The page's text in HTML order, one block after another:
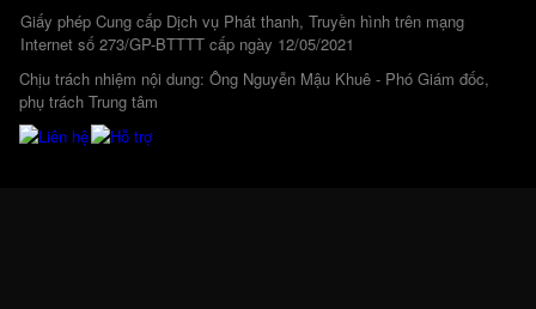
Giấy phép Cung cấp Dịch vụ Phát thanh, Truyền hình trên mạng
Internet số 273/GP-BTTTT cấp ngày 12/05/2021
Chịu trách nhiệm nội dung: Ông Nguyễn Mậu Khuê - Phó Giám đốc,
phụ trách Trung tâm